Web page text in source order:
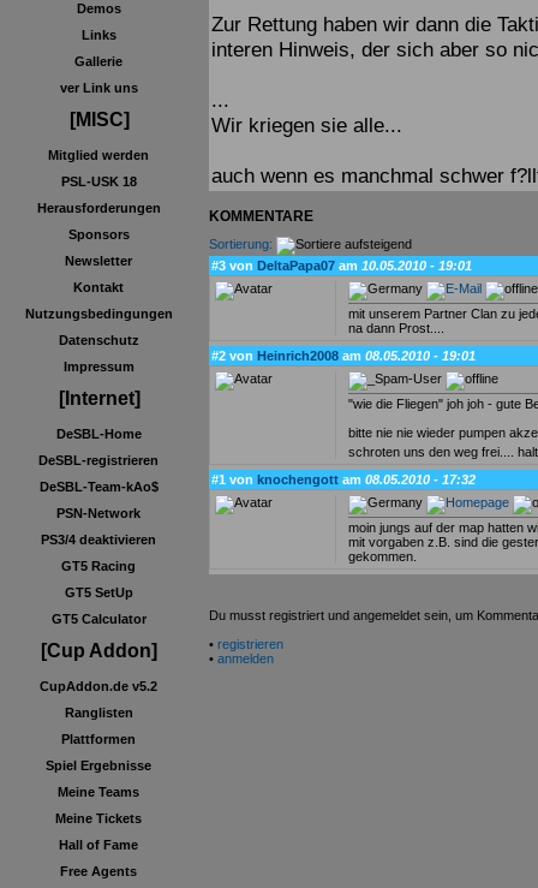
Demos
Links
Gallerie
ver Link uns
[MISC]
Mitglied werden
PSL-USK 18
Herausforderungen
Sponsors
Newsletter
Kontakt
Nutzungsbedingungen
Datenschutz
Impressum
[Internet]
DeSBL-Home
DeSBL-registrieren
DeSBL-Team-kAo$
PSN-Network
PS3/4 deaktivieren
GT5 Racing
GT5 SetUp
GT5 Calculator
[Cup Addon]
CupAddon.de v5.2
Ranglisten
Plattformen
Spiel Ergebnisse
Meine Teams
Meine Tickets
Hall of Fame
Free Agents
Zur Rettung haben wir dann die
interen Hinweis, der sich aber so
...
Wir kriegen sie alle...
auch wenn es manchmal schwer
KOMMENTARE
Sortierung:
#3 von DeltaPapa07 am 10.05.2010 - 19:01
mit unserem Partner Clan zu
na dann Prost....
#2 von Heinrich2008 am 08.05.2010 - 19:01
"wie die Fliegen" joh joh - gute
bitte nie nie wieder pumpen
schroten uns den weg frei....
#1 von knochengott am 08.05.2010 - 17:32
moin jungs auf der map hatten
mit vorgaben z.B. sind die
gekommen.
Du musst registriert und angemeldet sein, um
• registrieren
• anmelden